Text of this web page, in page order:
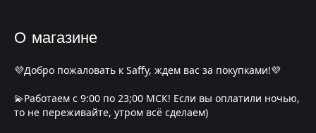
О магазине
💜Добро пожаловать к Saffy, ждем вас за покупками!💜
💫Работаем с 9:00 по 23;00 МСК! Если вы оплатили ночью,
то не переживайте, утром всё сделаем)